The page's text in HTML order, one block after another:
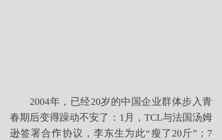
2004年，已经20岁的中国企业群体步入青
春期变躁动不安了：1月，TCL与法国汤姆
逊签署合协议，李东生此“瘦了20斤”；7